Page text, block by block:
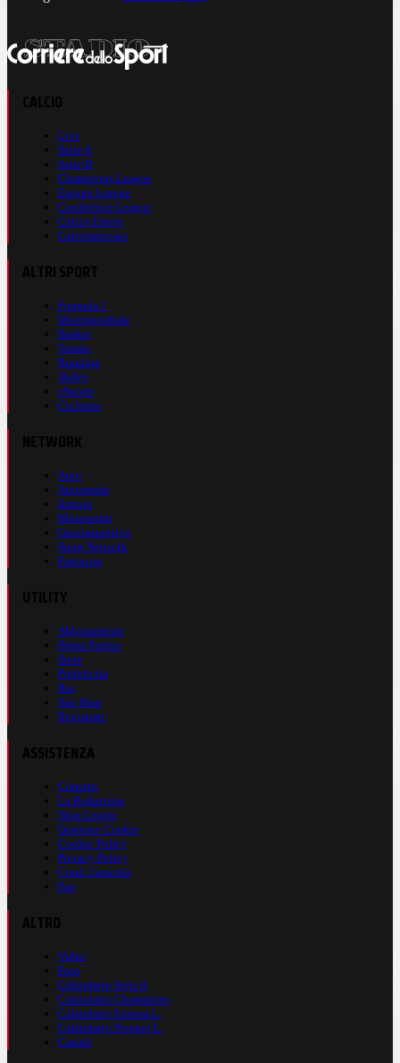
Live
Serie A
Serie B
Champions League
Europa League
Conference League
Calcio Estero
Calciomercato
Formula 1
Motomondiale
Basket
Tennis
Running
Volley
eSports
Ciclismo
Auto
Autosprint
Inmoto
Motosprint
Guerinsportivo
Sport Network
Fantacup
Abbonamenti
Prima Pagina
Store
Pubblicità
Rss
Site Map
Registrati
Contatti
La Redazione
Nota Legale
Gestione Cookie
Cookie Policy
Privacy Policy
Cond. Generali
Faq
Video
Foto
Calendario Serie A
Calendario Champions
Calendario Europa L.
Calendario Premier L.
Casinò